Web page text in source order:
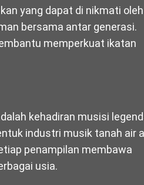
yang dapat di nikmati oleh
bersama antar generasi.
memperkuat ikatan
kehadiran musisi
industri musik tanah air
penampilan membawa
usia.